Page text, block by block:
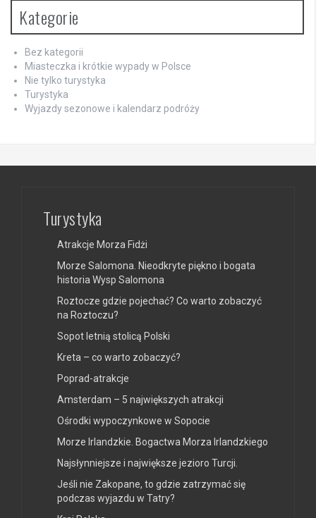
Kategorie
Bez kategorii
Miasteczka i krótkie wypady w Polsce
Nie tylko turystyka
Turystyka
Wyjazdy sezonowe i kalendarz podróży
Turystyka
Atrakcje Morza Fidżi
Morze Salomona. Nieodkryte piękno i bogata
historia Wysp Salomona
Roztocze gdzie pojechać? Co warto zobaczyć
na Roztoczu?
Sopot letnią stolicą Polski
Kreta – co warto zobaczyć?
Poprad-atrakcje
Amsterdam – 5 największych atrakcji
Ośrodki wypoczynkowe w Sopocie
Morze Irlandzkie. Bogactwa Morza Irlandzkiego
Najsłynniejsze i największe jezioro Turcji.
Jeśli nie Zakopane, to gdzie zatrzymać się
podczas wyjazdu w Tatry?